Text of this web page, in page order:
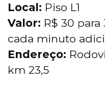
Local: Piso L1
Valor: R$ 30 para
cada minuto
Endereço:
km 23,5